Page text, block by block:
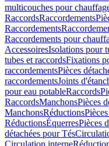
multicouches pour
RaccordsRaccordements
Raccordements
Raccordements pour
AccessoiresIsolations pour
tubes et raccordsFixations
raccordementsPièces
raccordementsJoints
pour eau potableRaccords
RaccordsManchonsPièces
ManchonsRéductions
RéductionsÉquerresPièces
détachées pour Tés
Circulation interne